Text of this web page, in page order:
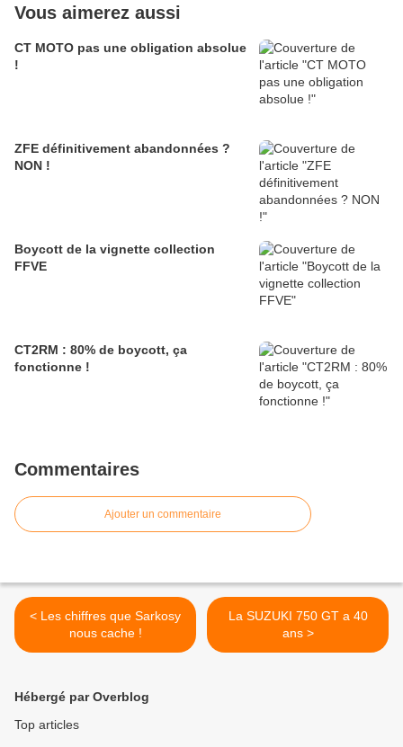
Vous aimerez aussi
CT MOTO pas une obligation absolue
!
ZFE définitivement abandonnées ?
NON !
Boycott de la vignette collection
FFVE
CT2RM : 80% de boycott, ça
fonctionne !
Commentaires
Ajouter un commentaire
< Les chiffres que Sarkosy
nous cache !
La SUZUKI 750 GT a 40
ans >
Hébergé par Overblog
Top articles